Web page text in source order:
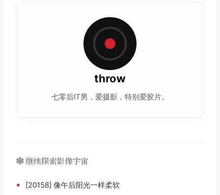
throw
七零后IT男，爱摄影，特别爱胶片。
🕸️ 继续探索影像宇宙
• [20158] 像午后阳光一样柔软